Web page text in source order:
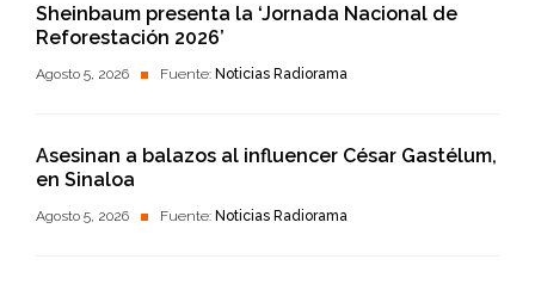
Sheinbaum presenta la ‘Jornada Nacional de
Reforestación 2026’
Agosto 5, 2026 Fuente: Noticias Radiorama
Asesinan a balazos al influencer César Gastélum,
en Sinaloa
Agosto 5, 2026 Fuente: Noticias Radiorama